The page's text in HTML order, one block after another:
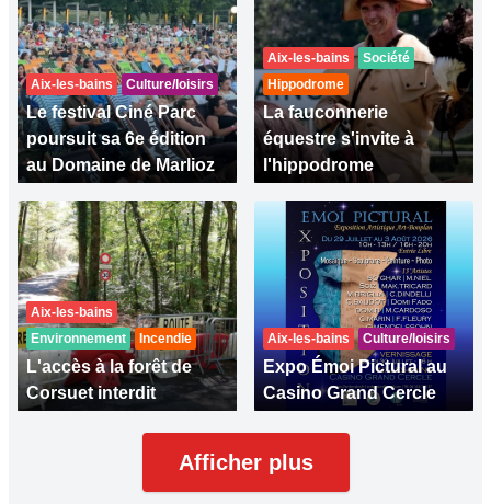
Aix-les-bains Culture/loisirs
Le festival Ciné Parc
poursuit sa 6e édition
au Domaine de Marlioz
Aix-les-bains
Société
Hippodrome
La fauconnerie
équestre s'invite à
l'hippodrome
Aix-les-bains
Environnement
Incendie
L'accès à la forêt de
Corsuet interdit
Aix-les-bains Culture/loisirs
Expo Émoi Pictural au
Casino Grand Cercle
Afficher plus